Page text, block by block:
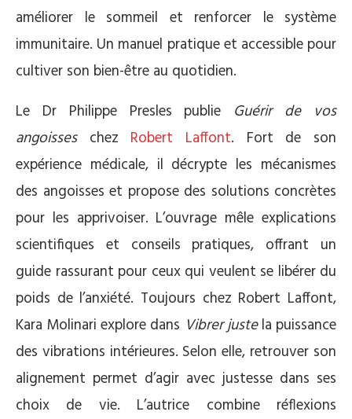
améliorer le sommeil et renforcer le système
immunitaire. Un manuel pratique et accessible pour
cultiver son bien-être au quotidien.
Le Dr Philippe Presles publie Guérir de vos
angoisseschez Robert Laffont. Fort de son
expérience médicale, il décrypte les mécanismes
des angoisses et propose des solutions concrètes
pour les apprivoiser. L’ouvrage mêle explications
scientifiques et conseils pratiques, offrant un
guide rassurant pour ceux qui veulent se libérer du
poids de l’anxiété. Toujours chez Robert Laffont,
Kara Molinari explore dans Vibrer justela puissance
des vibrations intérieures. Selon elle, retrouver son
alignement permet d’agir avec justesse dans ses
choix de vie. L’autrice combine réflexions